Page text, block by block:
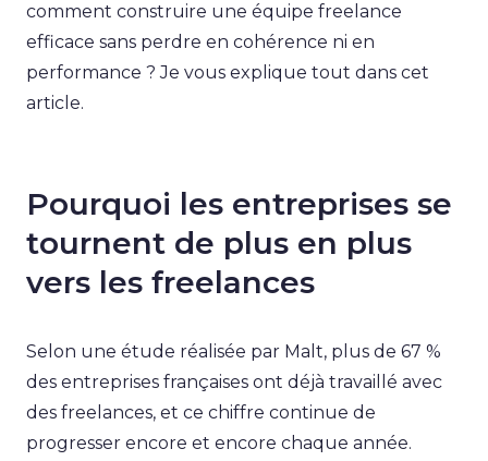
comment construire une équipe freelance
efficace sans perdre en cohérence ni en
performance ? Je vous explique tout dans cet
article.
Pourquoi les entreprises se
tournent de plus en plus
vers les freelances
Selon une étude réalisée par Malt, plus de 67 %
des entreprises françaises ont déjà travaillé avec
des freelances, et ce chiffre continue de
progresser encore et encore chaque année.